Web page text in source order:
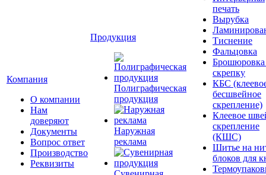
Компания
О компании
Нам
доверяют
Документы
Вопрос ответ
Производство
Реквизиты
Продукция
Полиграфическая
продукция
Наружная
реклама
печать
Вырубка
Тиснение
Фальцовка
Брошюровка
скрепку
КБС
бесшвейное
скрепление)
Клеевое
скрепление
(КШС)
Шитье на
блоков для